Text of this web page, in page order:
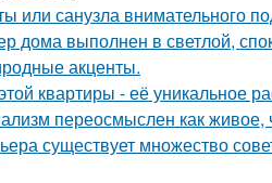
или санузла внимательного
дома выполнен в светлой,
акценты.
квартиры - её уникальное
переосмыслен как живое,
существует множество